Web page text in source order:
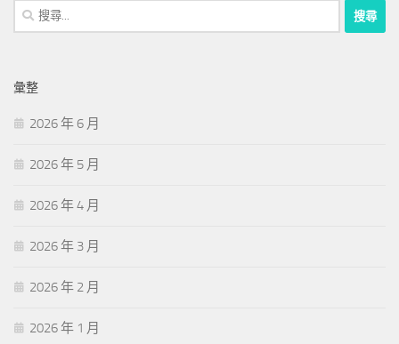
搜
尋
字:
彙整
2026 年 6 月
2026 年 5 月
2026 年 4 月
2026 年 3 月
2026 年 2 月
2026 年 1 月